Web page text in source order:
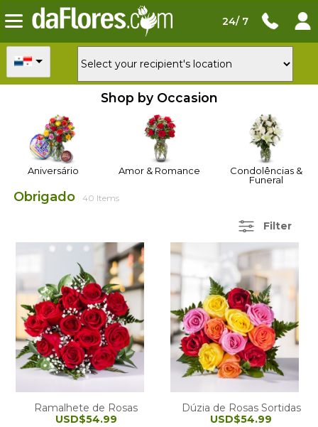
24/ 7
Shop by Occasion
Aniversário Amor & Romance
Condolências &
Funeral
Obrigado 40 Items
Filter
Ramalhete de Rosas
USD$54.99
Dúzia de Rosas Sortidas
USD$54.99